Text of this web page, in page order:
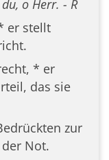
o Herr. - R
er stellt
* er
das sie
zur
Not.